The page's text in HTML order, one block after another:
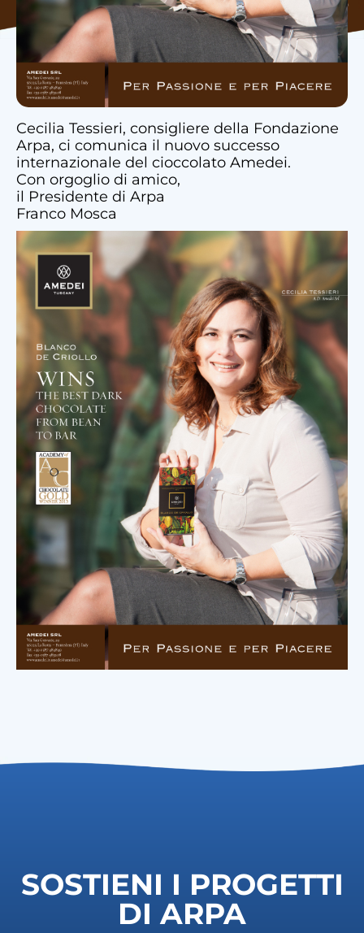
Cecilia Tessieri, consigliere della Fondazione
Arpa, ci comunica il nuovo successo
internazionale del cioccolato Amedei.
Con orgoglio di amico,
il Presidente di Arpa
Franco Mosca
SOSTIENI I PROGETTI
DI ARPA